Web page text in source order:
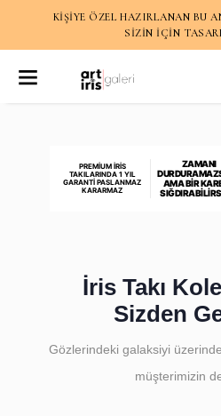
KIŞIYE ÖZEL HAZIRLANAN BU
SIZIN IÇIN
PREMIUM İRIS
TAKILARINDA 1 YIL
GARANTI PASLANMAZ
KARARMAZ
ZAMANI
AMA BİR
İris Takı
Sizden
Gözlerindeki galaksiyi
müşterimizin